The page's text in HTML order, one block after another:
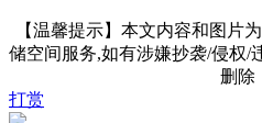
【温馨提示】本文内容和图片
储空间服务,如有涉嫌抄袭/侵权/
删除
打赏